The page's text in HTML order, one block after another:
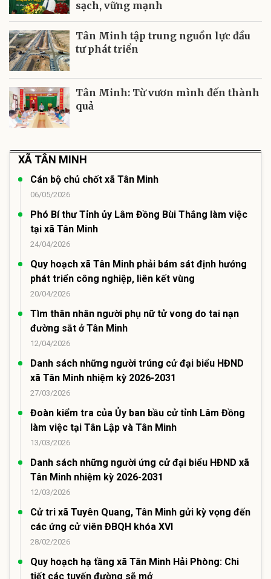
sạch, vững mạnh
Tân Minh tập trung nguồn lực đầu
tư phát triển
Tân Minh: Từ vươn mình đến thành
quả
XÃ TÂN MINH
Cán bộ chủ chốt xã Tân Minh
06/05/2026
Phó Bí thư Tỉnh ủy Lâm Đồng Bùi Thắng làm việc
tại xã Tân Minh
24/04/2026
Quy hoạch xã Tân Minh phải bám sát định hướng
phát triển công nghiệp, liên kết vùng
20/04/2026
Tìm thân nhân người phụ nữ tử vong do tai nạn
đường sắt ở Tân Minh
12/04/2026
Danh sách những người trúng cử đại biểu HĐND
xã Tân Minh nhiệm kỳ 2026-2031
27/03/2026
Đoàn kiểm tra của Ủy ban bầu cử tỉnh Lâm Đồng
làm việc tại Tân Lập và Tân Minh
13/03/2026
Danh sách những người ứng cử đại biểu HĐND xã
Tân Minh nhiệm kỳ 2026-2031
12/03/2026
Cử tri xã Tuyên Quang, Tân Minh gửi kỳ vọng đến
các ứng cử viên ĐBQH khóa XVI
28/02/2026
Quy hoạch hạ tầng xã Tân Minh Hải Phòng: Chi
tiết các tuyến đường sẽ mở